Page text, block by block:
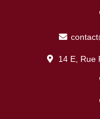
14 E, Rue